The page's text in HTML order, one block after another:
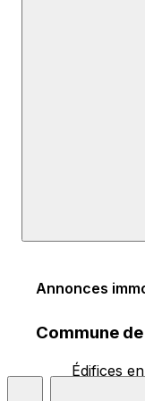
Annonces
Commune
Édifices